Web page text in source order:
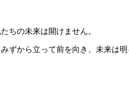
ちの未来は開けません。
ずから立って前を向き、未来は